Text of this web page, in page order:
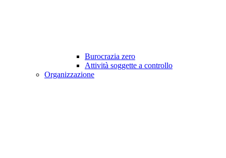
Burocrazia zero
Attività soggette a controllo
Organizzazione